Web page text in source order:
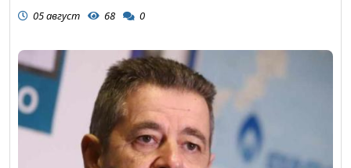
05 август 68 0